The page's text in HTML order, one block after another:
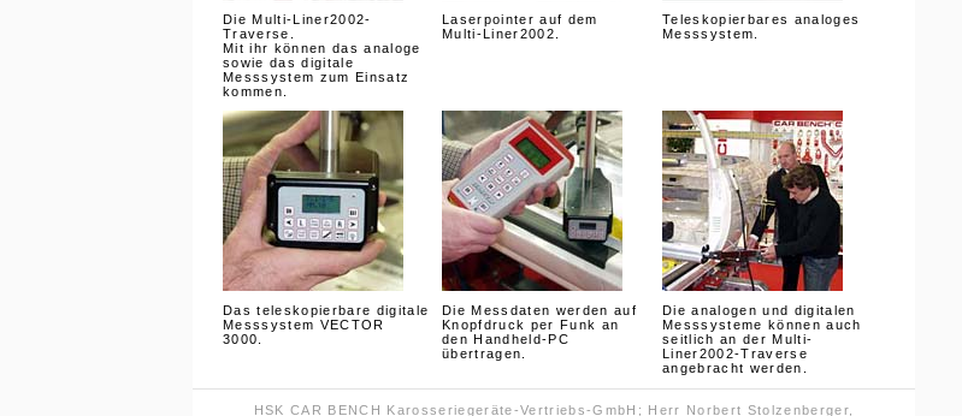
Die Multi-Liner2002-
Traverse.
Mit ihr können das analoge
sowie das digitale
Messsystem zum Einsatz
kommen.
Laserpointer auf dem
Multi-Liner2002.
Teleskopierbares analoges
Messsystem.
Das teleskopierbare digitale
Messsystem VECTOR
3000.
Die Messdaten werden auf
Knopfdruck per Funk an
den Handheld-PC
übertragen.
Die analogen und digitalen
Messsysteme können auch
seitlich an der Multi-
Liner2002-Traverse
angebracht werden.
HSK CAR BENCH Karosseriegeräte-Vertriebs-GmbH; Herr Norbert Stolzenberger,